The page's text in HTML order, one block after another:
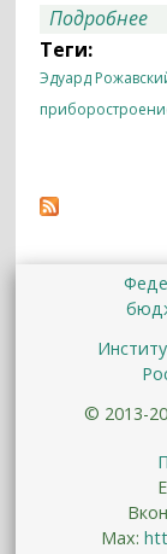
Подробнее
Теги:
Эдуард
© 2013-
Max: